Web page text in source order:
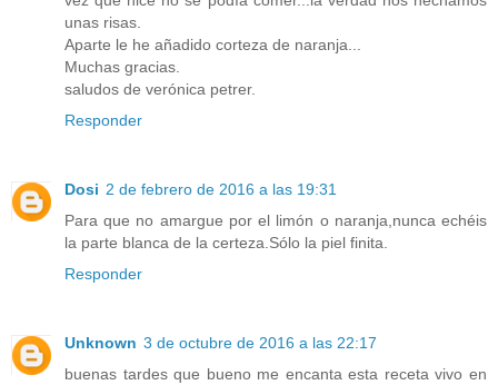
unas risas.
Aparte le he añadido corteza de naranja...
Muchas gracias.
saludos de verónica petrer.
Responder
Dosi 2 de febrero de 2016 a las 19:31
Para que no amargue por el limón o naranja,nunca echéis
la parte blanca de la certeza.Sólo la piel finita.
Responder
Unknown 3 de octubre de 2016 a las 22:17
buenas tardes que bueno me encanta esta receta vivo en